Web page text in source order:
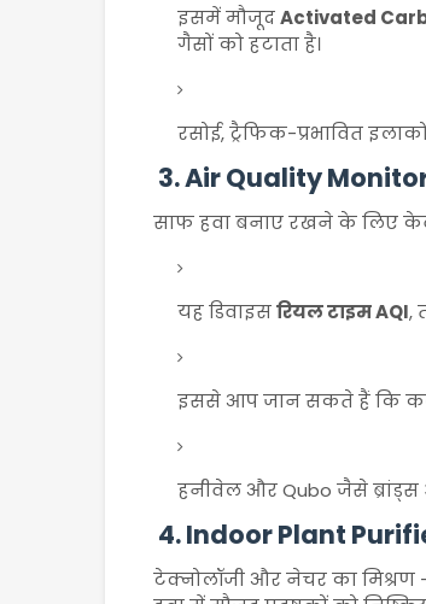
इसमें मौजूदActivated
गैसों को हटाता है।
रसोई, ट्रैफिक-प्रभावित
3.Air Quality
साफ हवा बनाए रखने के लिए
यह डिवाइसरियल टाइम AQI,
इससे आप जान सकते हैं कि कब
हनीवेल और Qubo जैसे
4.Indoor Plant
टेक्नोलॉजी और नेचर का मिश्रण